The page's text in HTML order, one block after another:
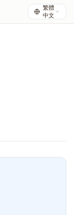
繁體
中文